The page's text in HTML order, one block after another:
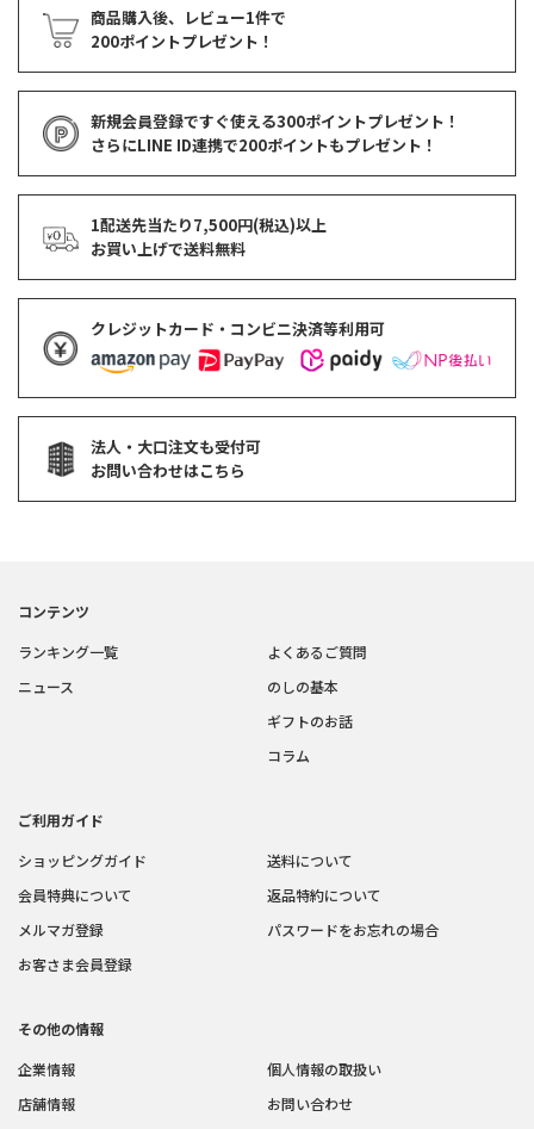
商品購入後、レビュー1件で
200ポイントプレゼント！
新規会員登録ですぐ使える300ポイントプレゼント！
さらにLINE ID連携で200ポイントもプレゼント！
1配送先当たり7,500円(税込)以上
お買い上げで送料無料
クレジットカード・コンビニ決済等利用可
法人・大口注文も受付可
お問い合わせはこちら
コンテンツ
ランキング一覧
ニュース
よくあるご質問
のしの基本
ギフトのお話
コラム
ご利用ガイド
ショッピングガイド
会員特典について
メルマガ登録
お客さま会員登録
送料について
返品特約について
パスワードをお忘れの場合
その他の情報
企業情報
店舗情報
個人情報の取扱い
お問い合わせ